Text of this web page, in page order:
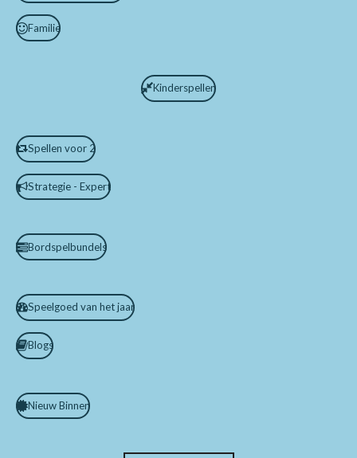
Familie
Kinderspellen
Spellen voor 2
Strategie - Expert
Bordspelbundels
Speelgoed van het jaar
Blogs
Nieuw Binnen